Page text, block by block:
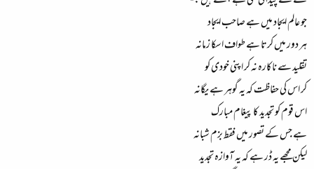
جو عالم ایجاد میں ہے صاحب ایجاد
ہر دور میں کرتا ہے طواف اسکا زمانہ
تقلید سے ناکارہ نہ کر اپنی خودی کو
کر اس کی حفاظت کہ یہ گوہر ہے یگانہ
اس قوم کو تجدید کا پیغام مبارک
ہے جس کے تصور میں فقط بزم شبانہ
لیکن مجھے یہ ڈر ہے کہ یہ آوازہ تجدید